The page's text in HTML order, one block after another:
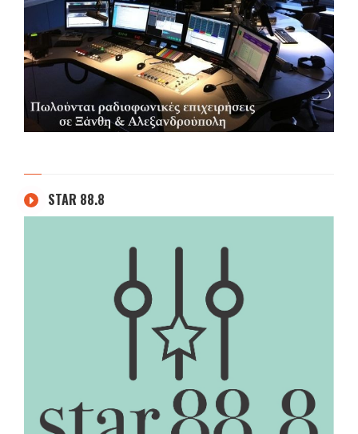
STAR 88.8